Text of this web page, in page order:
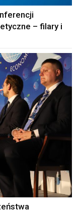
– filary i